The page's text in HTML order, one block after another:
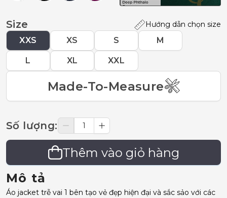
Size Hướng dẫn chọn size
XXS XS S M
L XL XXL
Made-To-Measure
Số lượng:
Thêm vào giỏ hàng
Mô tả
Áo jacket trễ vai 1 bên tạo vẻ đẹp hiện đại và sắc sảo với các